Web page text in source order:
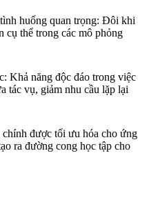
huống quan trọng: Đôi khi
cụ thể trong các mô phỏng
: Khả năng độc đáo trong việc
tác vụ, giảm nhu cầu lặp lại
được tối ưu hóa cho ứng
ra đường cong học tập cho